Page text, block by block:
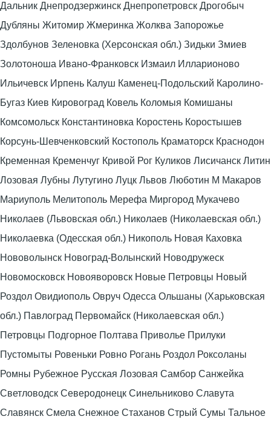
Дальник Днепродзержинск Днепропетровск Дрогобыч
Дубляны Житомир Жмеринка Жолква Запорожье
Здолбунов Зеленовка (Херсонская обл.) Зидьки Змиев
Золотоноша Ивано-Франковск Измаил Илларионово
Ильичевск Ирпень Калуш Каменец-Подольский Каролино-
Бугаз Киев Кировоград Ковель Коломыя Комишаны
Комсомольск Константиновка Коростень Коростышев
Корсунь-Шевченковский Костополь Краматорск Краснодон
Кременная Кременчуг Кривой Рог Куликов Лисичанск Литин
Лозовая Лубны Лутугино Луцк Львов Люботин М Макаров
Мариуполь Мелитополь Мерефа Миргород Мукачево
Николаев (Львовская обл.) Николаев (Николаевская обл.)
Николаевка (Одесская обл.) Никополь Новая Каховка
Нововолынск Новоград-Волынский Новодружеск
Новомосковск Новояворовск Новые Петровцы Новый
Роздол Овидиополь Овруч Одесса Ольшаны (Харьковская
обл.) Павлоград Первомайск (Николаевская обл.)
Петровцы Подгорное Полтава Приволье Прилуки
Пустомыты Ровеньки Ровно Рогань Роздол Роксоланы
Ромны Рубежное Русская Лозовая Самбор Санжейка
Светловодск Северодонецк Синельниково Славута
Славянск Смела Снежное Стаханов Стрый Сумы Тальное